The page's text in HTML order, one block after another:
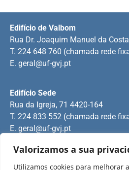
Valorizamos a sua
Utilizamos cookies para melhorar
Edifício Sede
Rua da Igreja, 71 4420-164
T. 224 833 552 (chamada rede
E. geral@uf-gvj.pt
Edifício de Valbom
Rua Dr. Joaquim Manuel da
T. 224 648 760 (chamada rede
E. geral@uf-gvj.pt